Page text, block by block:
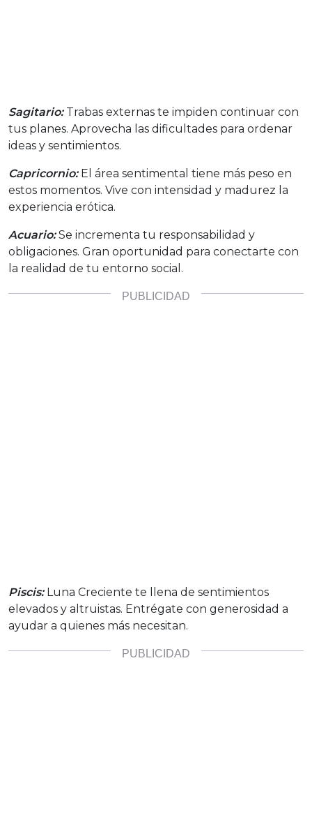
Sagitario: Trabas externas te impiden continuar con
tus planes. Aprovecha las dificultades para ordenar
ideas y sentimientos.
Capricornio: El área sentimental tiene más peso en
estos momentos. Vive con intensidad y madurez la
experiencia erótica.
Acuario: Se incrementa tu responsabilidad y
obligaciones. Gran oportunidad para conectarte con
la realidad de tu entorno social.
Piscis: Luna Creciente te llena de sentimientos
elevados y altruistas. Entrégate con generosidad a
ayudar a quienes más necesitan.